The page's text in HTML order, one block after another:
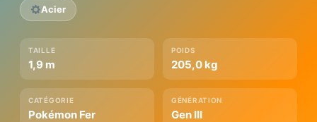
Acier
TAILLE
1,9 m
POIDS
205,0 kg
CATÉGORIE
Pokémon Fer
GÉNÉRATION
Gen III